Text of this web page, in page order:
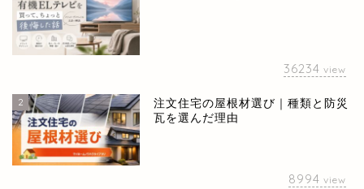
36234 view
2
注文住宅の屋根材選び｜種類と防災
瓦を選んだ理由
8994 view